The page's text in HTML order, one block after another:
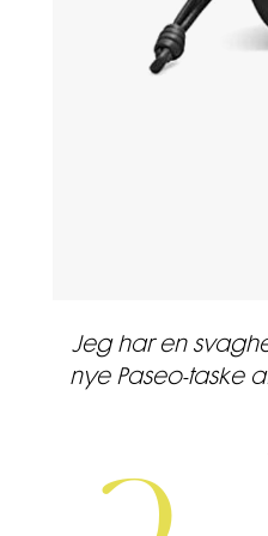
Jeg har en
nye Paseo-taske